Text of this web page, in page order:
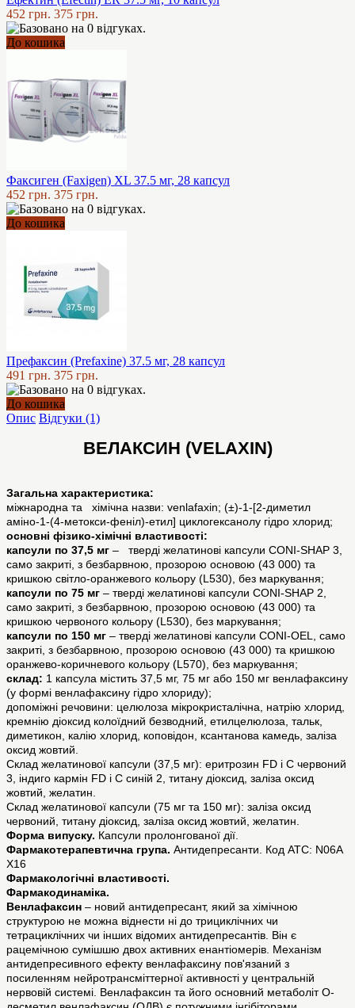
452 грн. 375 грн.
До кошика
Факсиген (Faxigen) XL 37.5 мг, 28 капсул
452 грн. 375 грн.
До кошика
Префаксин (Prefaxine) 37.5 мг, 28 капсул
491 грн. 375 грн.
До кошика
Опис Відгуки (1)
ВЕЛАКСИН (VELAXIN)
Загальна характеристика:
міжнародна та хімічна назви: venlafaxin; (±)-1-[2-диметил
аміно-1-(4-метокси-феніл)-етил] циклогексанолу гідро хлорид;
основні фізико-хімічні властивості:
капсули по 37,5 мг – тверді желатинові капсули CONI-SHAP 3,
само закриті, з безбарвною, прозорою основою (43 000) та
кришкою світло-оранжевого кольору (L530), без маркування;
капсули по 75 мг – тверді желатинові капсули CONI-SHAP 2,
само закриті, з безбарвною, прозорою основою (43 000) та
кришкою червоного кольору (L530), без маркування;
капсули по 150 мг – тверді желатинові капсули CONI-OEL, само
закриті, з безбарвною, прозорою основою (43 000) та кришкою
оранжево-коричневого кольору (L570), без маркування;
склад: 1 капсула містить 37,5 мг, 75 мг або 150 мг венлафаксину
(у формі венлафаксину гідро хлориду);
допоміжні речовини: целюлоза мікрокристалічна, натрію хлорид,
кремнію діоксид колоїдний безводний, етилцелюлоза, тальк,
диметикон, калію хлорид, коповідон, ксантанова камедь, заліза
оксид жовтий.
Склад желатинової капсули (37,5 мг): еритрозин FD і С червоний
3, індиго кармін FD і С синій 2, титану діоксид, заліза оксид
жовтий, желатин.
Склад желатинової капсули (75 мг та 150 мг): заліза оксид
червоний, титану діоксид, заліза оксид жовтий, желатин.
Форма випуску. Капсули пролонгованої дії.
Фармакотерапевтична група. Антидепресанти. Код АТС: N06A
X16
Фармакологічні властивості.
Фармакодинаміка.
Венлафаксин – новий антидепресант, який за хімічною
структурою не можна віднести ні до трициклічних чи
тетрациклічних чи інших відомих антидепресантів. Він є
рацемічною сумішшю двох активних енантіомерів. Механізм
антидепресивного ефекту венлафаксину пов'язаний з
посиленням нейротрансміттерної активності у центральній
нервовій системі. Венлафаксин та його основний метаболіт О-